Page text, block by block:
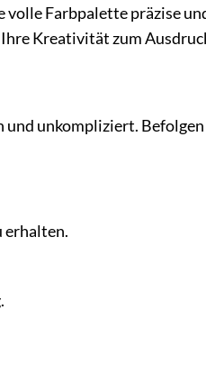
Farbpalette präzise
Kreativität zum
unkompliziert. Befolgen
erhalten.